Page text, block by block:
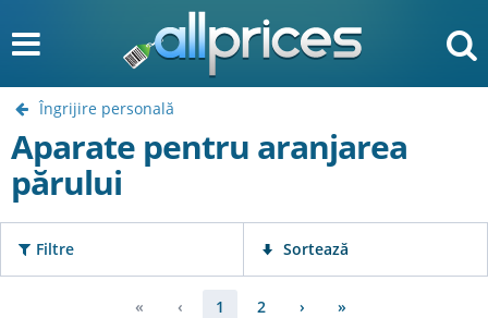
Îngrijire personală
Aparate pentru aranjarea
părului
Filtre Sortează
« ‹ 1 2 › »